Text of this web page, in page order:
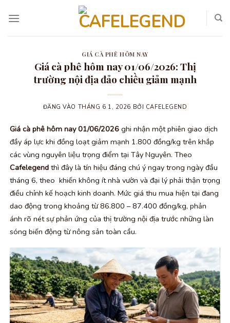
qua
GIÁ CÀ PHÊ HÔM NAY
Giá cà phê hôm nay 01/06/2026: Thị
trường nội địa đảo chiều giảm mạnh
ĐĂNG VÀO THÁNG 6 1, 2026 BỞI CAFELEGEND
Giá cà phê hôm nay 01/06/2026 ghi nhận một phiên giao dịch
đầy áp lực khi đồng loạt giảm mạnh 1.800 đồng/kg trên khắp
các vùng nguyên liệu trọng điểm tại Tây Nguyên. Theo
Cafelegend thì đây là tín hiệu đáng chú ý ngay trong ngày đầu
tháng 6, theo khiến không ít nhà vườn và đại lý phải thận trọng
điều chỉnh kế hoạch kinh doanh. Mức giá thu mua hiện tại đang
dao động trong khoảng từ 86.800 – 87.400 đồng/kg, phản
ánh rõ nét sự phản ứng của thị trường nội địa trước những làn
sóng biến động từ nông sản toàn cầu.